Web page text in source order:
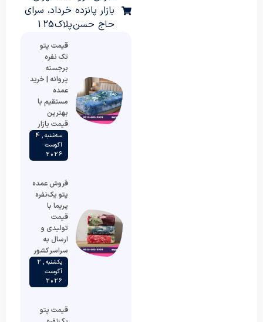
بازار پانزده خرداد، سرای
حاج حسن پلاک 125
قیمت پتو
تک نفره
برجسته
پروانه | خرید
عمده
مستقیم با
بهترین
قیمت بازار
سه‌شنبه , 4
آگوست
2026
فروش عمده
پتو یک‌نفره
پریما با
قیمت
تولیدی و
ارسال به
سراسر کشور
یکشنبه , 2
آگوست
2026
قیمت پتو